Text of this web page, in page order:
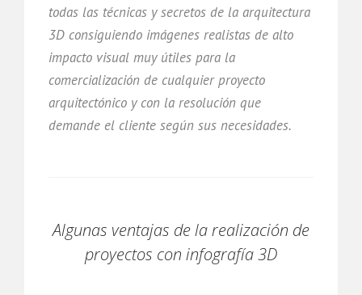
todas las técnicas y secretos de la arquitectura
3D consiguiendo imágenes realistas de alto
impacto visual muy útiles para la
comercialización de cualquier proyecto
arquitectónico y con la resolución que
demande el cliente según sus necesidades.
Algunas ventajas de la realización de
proyectos con infografía 3D